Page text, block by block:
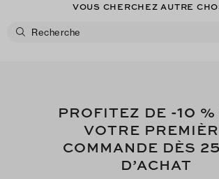
VOUS CHERCHEZ AUTRE
PROFITEZ DE -10 %
VOTRE
COMMANDE DÈS
D’ACHAT